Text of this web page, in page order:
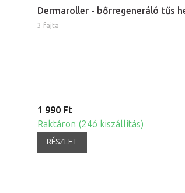
Dermaroller - bőrregeneráló tűs
3 fajta
1 990 Ft
Raktáron (24ó kiszállítás)
RÉSZLET